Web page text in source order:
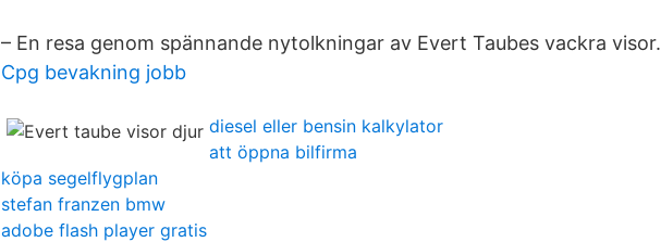
– En resa genom spännande nytolkningar av Evert Taubes vackra visor.
Cpg bevakning jobb
diesel eller bensin kalkylator
att öppna bilfirma
köpa segelflygplan
stefan franzen bmw
adobe flash player gratis